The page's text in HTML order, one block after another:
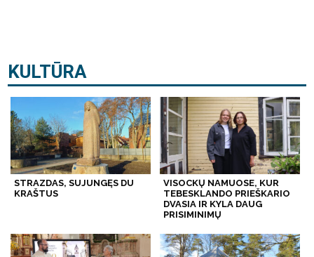
KULTŪRA
STRAZDAS, SUJUNGĘS DU
KRAŠTUS
VISOCKŲ NAMUOSE, KUR
TEBESKLANDO PRIEŠKARIO
DVASIA IR KYLA DAUG
PRISIMINIMŲ